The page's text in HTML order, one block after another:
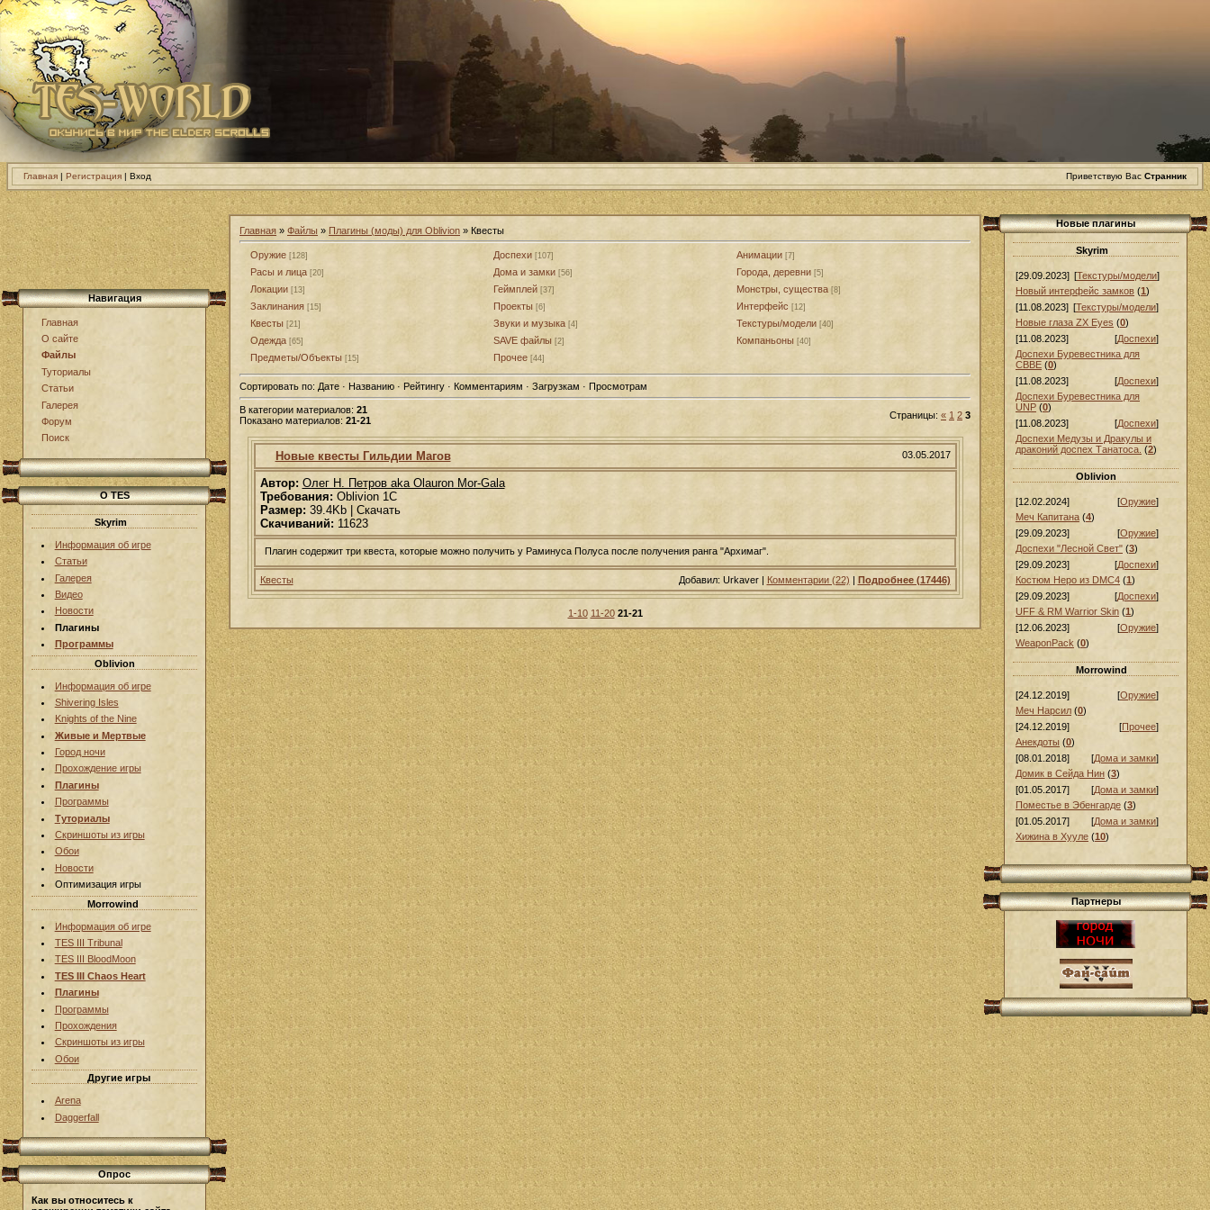
Главная | Регистрация | Вход Приветствую Вас Странник
Навигация
Главная
О сайте
Файлы
Туториалы
Статьи
Галерея
Форум
Поиск
О TES
Skyrim
Информация об игре
Статьи
Галерея
Видео
Новости
Плагины
Программы
Oblivion
Информация об игре
Shivering Isles
Knights of the Nine
Живые и Мертвые
Город ночи
Прохождение игры
Плагины
Программы
Туториалы
Скриншоты из игры
Обои
Новости
Оптимизация игры
Morrowind
Информация об игре
TES III Tribunal
TES III BloodMoon
TES III Chaos Heart
Плагины
Программы
Прохождения
Скриншоты из игры
Обои
Другие игры
Arena
Daggerfall
Опрос
Как вы относитесь к
Главная » Файлы » Плагины (моды) для Oblivion » Квесты
Оружие [128] Доспехи [107] Анимации [7]
Расы и лица [20] Дома и замки [56] Города, деревни [5]
Локации [13] Геймплей [37] Монстры, существа [8]
Заклинания [15] Проекты [6] Интерфейс [12]
Квесты [21] Звуки и музыка [4] Текстуры/модели [40]
Одежда [65] SAVE файлы [2] Компаньоны [40]
Предметы/Объекты [15] Прочее [44]
Сортировать по: Дате · Названию · Рейтингу · Комментариям · Загрузкам · Просмотрам
В категории материалов: 21
Показано материалов: 21-21 Страницы: « 1 2 3
Новые квесты Гильдии Магов 03.05.2017
Автор: Олег Н. Петров aka Olauron Mor-Gala
Требования: Oblivion 1C
Размер: 39.4Kb | Скачать
Скачиваний: 11623
Плагин содержит три квеста, которые можно получить у Раминуса Полуса после получения ранга "Архимаг".
Добавил: Urkaver | Комментарии (22) | Подробнее (17446)
Квесты
1-10 11-20 21-21
Новые плагины
Skyrim
[29.09.2023] [Текстуры/модели]
Новый интерфейс замков (1)
[11.08.2023] [Текстуры/модели]
Новые глаза ZX Eyes (0)
[11.08.2023]
[Доспехи]
Доспехи Буревестника для
СВВЕ (0)
[11.08.2023]
[Доспехи]
Доспехи Буревестника для
UNP (0)
[11.08.2023]
[Доспехи]
Доспехи Медузы и Дракулы и
драконий доспех Танатоса. (2)
Oblivion
[12.02.2024] [Оружие]
Меч Капитана (4)
[29.09.2023]
[Оружие]
Доспехи "Лесной Свет" (3)
[29.09.2023]
[Доспехи]
Костюм Неро из DMC4 (1)
[29.09.2023]
[Доспехи]
UFF & RM Warrior Skin (1)
[12.06.2023]
[Оружие]
WeaponPack (0)
Morrowind
[24.12.2019] [Оружие]
Меч Нарсил (0)
[24.12.2019]
[Прочее]
Анекдоты (0)
[08.01.2018]
[Дома и замки]
Домик в Сейда Нин (3)
[01.05.2017]
[Дома и замки]
Поместье в Эбенгарде (3)
[01.05.2017]
[Дома и замки]
Хижина в Хууле (10)
Партнеры